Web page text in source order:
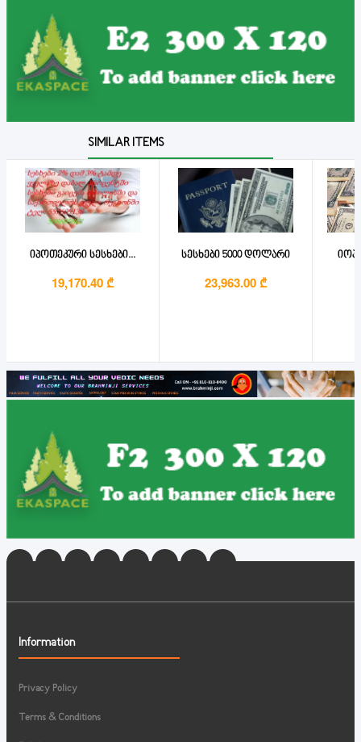
SIMILAR ITEMS
იპოთეკური სესხები...
19,170.40 ₾
სესხები 5000 დოლარი
23,963.00 ₾
Information
Privacy Policy
Terms & Conditions